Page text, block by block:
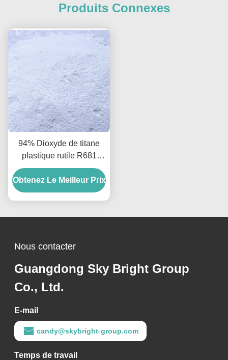
Produits Connexes
94% Dioxyde de titane
plastique rutile R681
extérieur industriel
Obtenez Le Meilleur Prix
Nous contacter
Guangdong Sky Bright Group
Co., Ltd.
E-mail
candy@skybright-group.com
Temps de travail